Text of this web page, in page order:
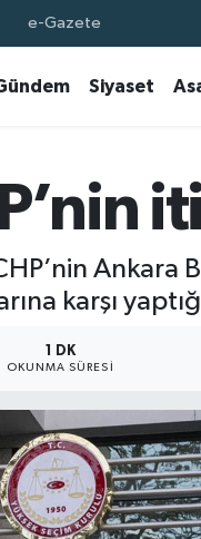
e-Gazete
Siyaset
karşı
1 DK
OKUNMA SÜRESI